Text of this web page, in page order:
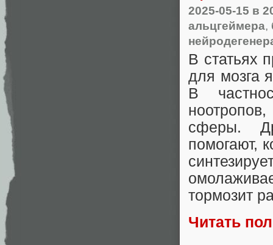
2025-05-15 в
альцгеймера,
В статьях
для мозга
В
сферы.
помогают,
тормозит
Читать